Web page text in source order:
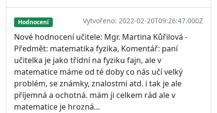
Hodnocení Vytvořeno: 2022-02-20T09:26:47.000Z
Nové hodnocení učitele: Mgr. Martina Kůřilová -
Předmět: matematika fyzika, Komentář: paní
učitelka je jako třídní na fyziku fajn, ale v
matematice máme od té doby co nás učí velký
problém, se známky, znalostmi atd. i tak je ale
příjemná a ochotná. mám ji celkem rád ale v
matematice je hrozná...